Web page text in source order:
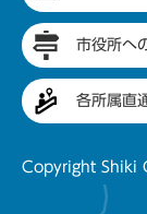
市役所へ
各所属直
Copyright Shiki